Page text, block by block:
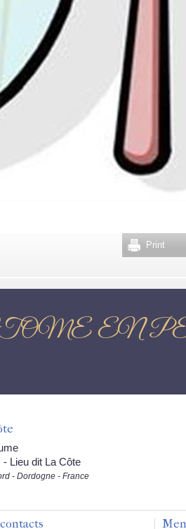
Print
Lieu dit La Côte
- Dordogne - France